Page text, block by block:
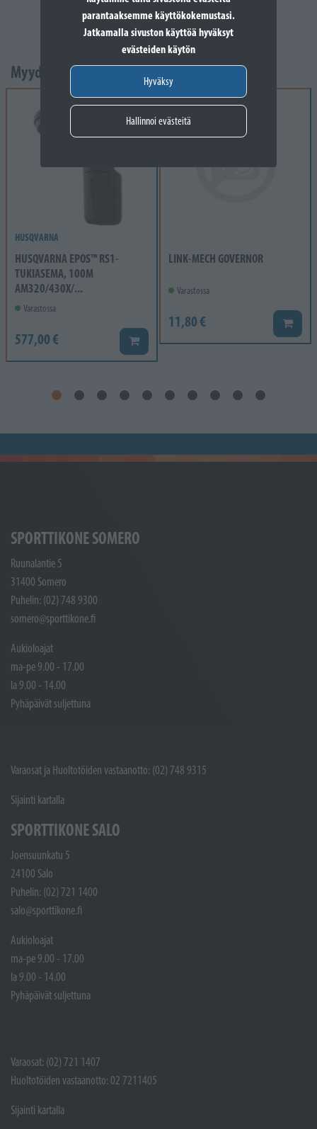
parantaaksemme käyttökokemustasi.
Jatkamalla sivuston käyttöä hyväksyt
evästeiden käytön
Hyväksy
Hallinnoi evästeitä
Myydyimmät tuotteet
HUSQVARNA
HUSQVARNA EPOS™ RS1-
TUKIASEMA, 100M
AM320/430X/...
Varastossa
577,00 € Lisää koriin
LINK-MECH GOVERNOR
Varastossa
11,80 € Lisää
SPORTTIKONE SOMERO
Ruunalantie 5
31400 Somero
Puhelin: (02) 748 9300
somero@sporttikone.fi
Aukioloajat
ma-pe 9.00 - 17.00
la 9.00 - 14.00
Pyhäpäivät suljettuna
Varaosat ja Huoltotöiden vastaanotto: (02) 748 9315
Sijainti kartalla
SPORTTIKONE SALO
Joensuunkatu 5
24100 Salo
Puhelin: (02) 721 1400
salo@sporttikone.fi
Aukioloajat
ma-pe 9.00 - 17.00
la 9.00 - 14.00
Pyhäpäivät suljettuna
Varaosat: (02) 721 1407
Huoltotöiden vastaanotto: 02 7211405
Sijainti kartalla